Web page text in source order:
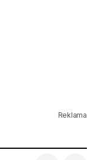
Reklama